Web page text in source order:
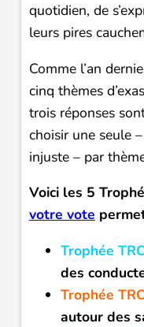
quotidien, de
leurs pires
Comme l’an
cinq thèmes
trois réponses
choisir une seule
injuste – par
Voici les 5
votre vote
Trophée
des
Trophée
autour des